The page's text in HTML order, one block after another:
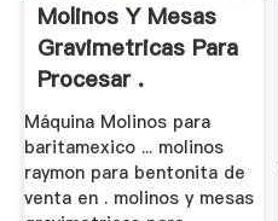
Molinos Y Mesas
Gravimetricas Para
Procesar .
Máquina Molinos para
baritamexico ... molinos
raymon para bentonita de
venta en . molinos y mesas